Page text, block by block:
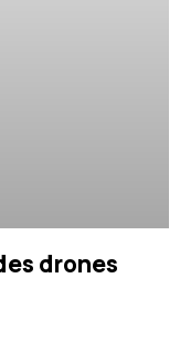
drones